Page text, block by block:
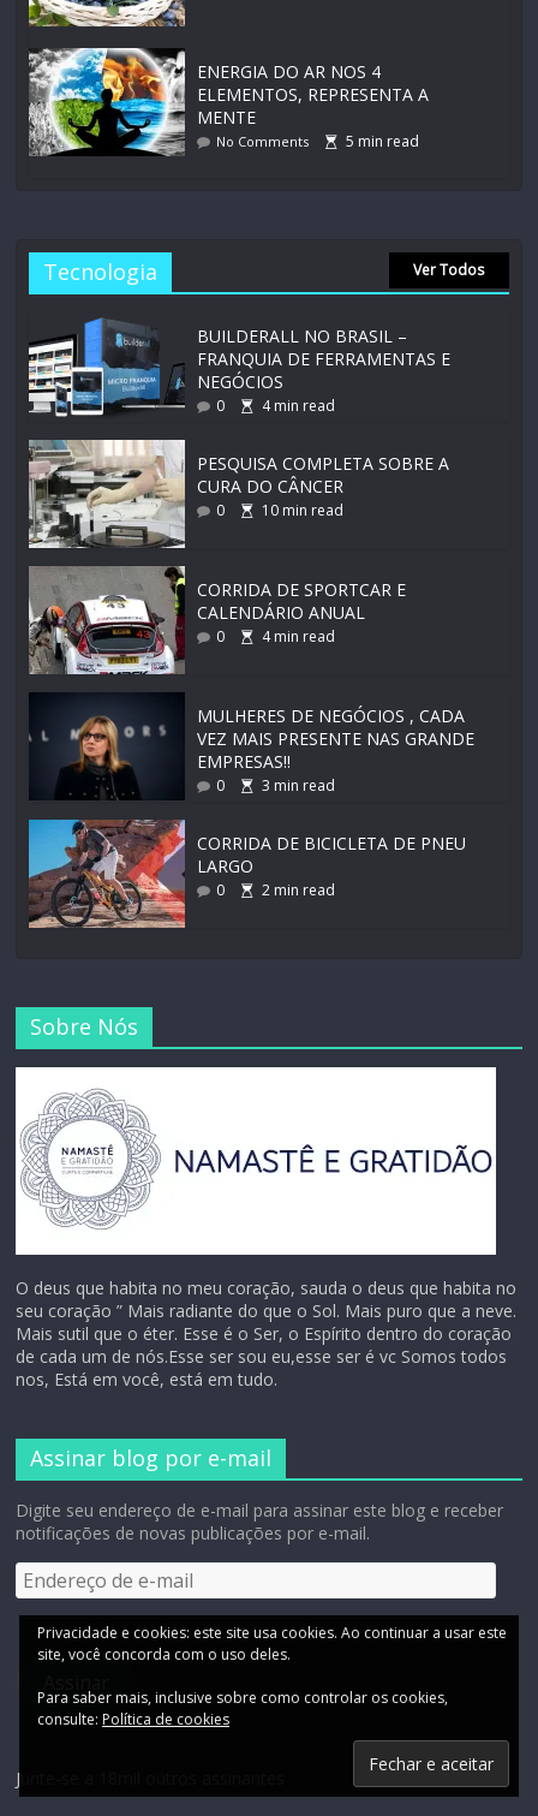
ENERGIA DO AR NOS 4
ELEMENTOS, REPRESENTA A
MENTE
No Comments 5 min read
Tecnologia Ver Todos
BUILDERALL NO BRASIL –
FRANQUIA DE FERRAMENTAS E
NEGÓCIOS
0 4min read
PESQUISA COMPLETA SOBRE A
CURA DO CÂNCER
0 10 min read
CORRIDA DE SPORTCAR E
CALENDÁRIO ANUAL
0 4min read
MULHERES DE NEGÓCIOS , CADA
VEZ MAIS PRESENTE NAS GRANDE
EMPRESAS!!
0 3 min read
CORRIDA DE BICICLETA DE PNEU
LARGO
0 2 min read
Sobre Nós
O deus que habita no meu coração, sauda o deus que habita no
seu coração ” Mais radiante do que o Sol. Mais puro que a neve.
Mais sutil que o éter. Esse é o Ser, o Espírito dentro do coração
de cada um de nós.Esse ser sou eu,esse ser é vc Somos todos
nos, Está em você, está em tudo.
Assinar blog por e-mail
Digite seu endereço de e-mail para assinar este blog e receber
notificações de novas publicações por e-mail.
Junte-se a 18mil outros assinantes